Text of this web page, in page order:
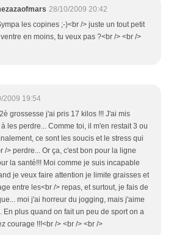
28/10/2009 20:42
les copines ;-)<br /> juste un tout petit
en moins, tu veux pas ?<br /> <br />
2009 19:54
grossesse j'ai pris 17 kilos !!! J'ai mis
les perdre... Comme toi, il m'en restait 3 ou
ce sont les soucis et le stress qui
/> perdre... Or ça, c'est bon pour la ligne
la santé!!! Moi comme je suis incapable
je veux faire attention je limite graisses et
entre les<br /> repas, et surtout, je fais de
moi j'ai horreur du jogging, mais j'aime
En plus quand on fait un peu de sport on a
courage !!!<br /> <br /> <br />